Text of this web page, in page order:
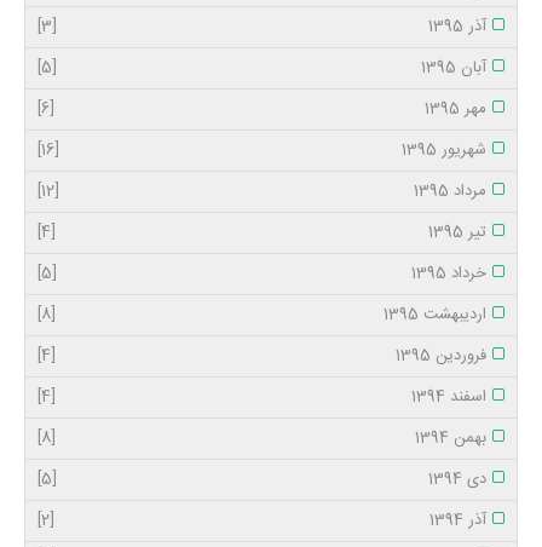
آذر 1395
[3]
آبان 1395
[5]
مهر 1395
[6]
شهریور 1395
[16]
مرداد 1395
[12]
تیر 1395
[4]
خرداد 1395
[5]
اردیبهشت 1395
[8]
فروردین 1395
[4]
اسفند 1394
[4]
بهمن 1394
[8]
دی 1394
[5]
آذر 1394
[2]